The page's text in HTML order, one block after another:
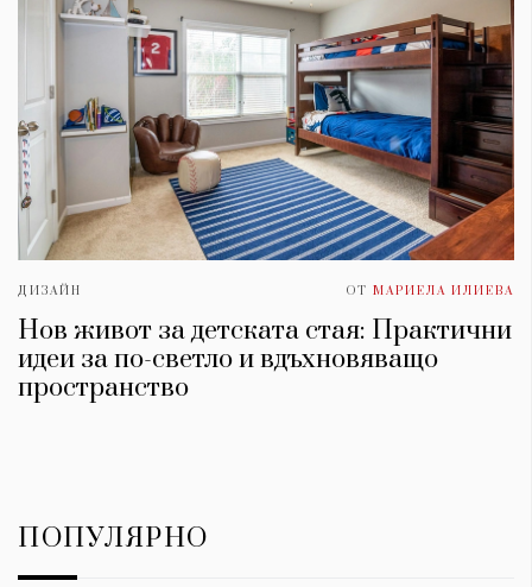
ДИЗАЙН ОТ МАРИЕЛА ИЛИЕВА
Нов живот за детската стая: Практични
идеи за по-светло и вдъхновяващо
пространство
ПОПУЛЯРНО